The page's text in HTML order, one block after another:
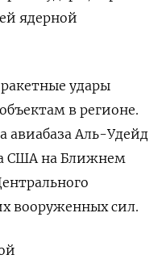
ядерной
ракетные удары
в регионе.
авиабаза Аль-Удейд
США на Ближнем
вооруженных сил.